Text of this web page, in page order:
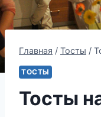
Главная / Тосты /
ТОСТЫ
Тосты